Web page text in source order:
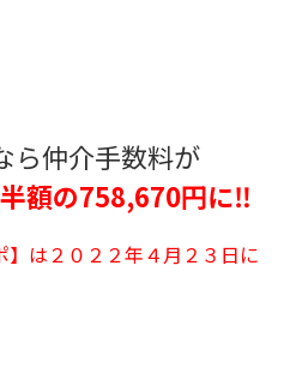
ら仲介手数料が
半額の758,670円に‼
は２０２２年４月２３日に